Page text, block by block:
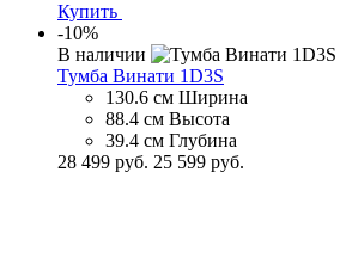
Купить
-10%
В наличии
Тумба Винати 1D3S
130.6 см Ширина
88.4 см Высота
39.4 см Глубина
28 499 руб. 25 599 руб.